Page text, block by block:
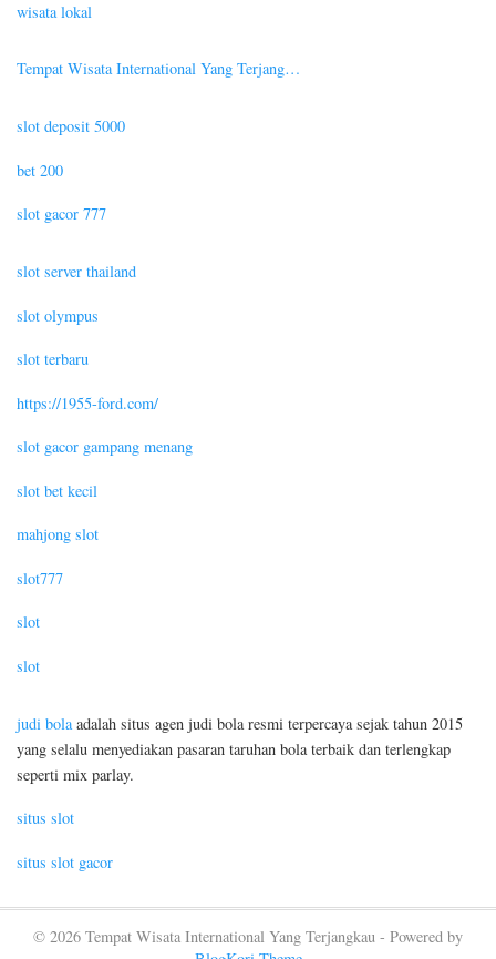
wisata lokal
Tempat Wisata International Yang Terjang…
slot deposit 5000
bet 200
slot gacor 777
slot server thailand
slot olympus
slot terbaru
https://1955-ford.com/
slot gacor gampang menang
slot bet kecil
mahjong slot
slot777
slot
slot
judi bola adalah situs agen judi bola resmi terpercaya sejak tahun 2015
yang selalu menyediakan pasaran taruhan bola terbaik dan terlengkap
seperti mix parlay.
situs slot
situs slot gacor
© 2026 Tempat Wisata International Yang Terjangkau - Powered by